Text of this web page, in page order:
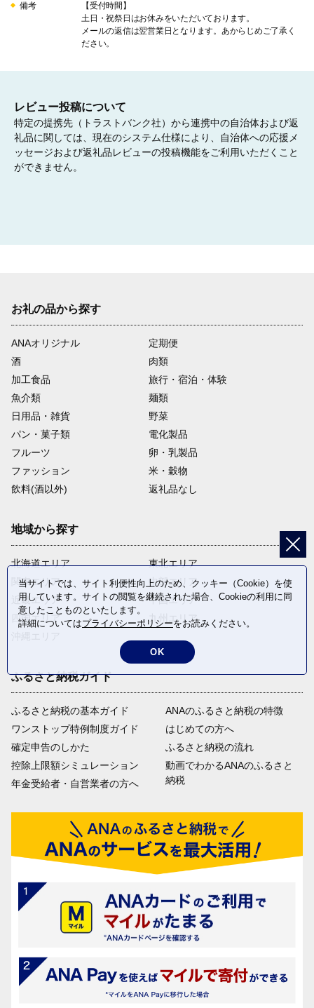
⑥学び合い、豊かな心を育むまちづくり
・児童の活動拠点づくりに活用します。
・文化財・伝統芸能の保護保存に活用します。
⑦力を合わせて、共に築く自立したまちづくり
・まちづくりの人材育成に活用します。
・朝倉駅周辺整備事業に活用します。
⑨「佐布里池周辺の梅1万本構想」へ寄附する
・佐布里池周辺の梅１万本構想に活用します。
※こちらの使途は返礼品を選べません。返礼品を希望された場合
の御寄附として取り扱わせていただきます。
※３万５千円以上の御寄附をいただける方で、希望者に限り、佐
tax.jp/img/x/city/files/23224/ume220908.pdf
備考
【受付時間】
土日・祝祭日はお休みをいただいております。
メールの返信は翌営業日となります。あからじめご了承く
ださい。
レビュー投稿について
特定の提携先（トラストバンク社）から連携中の自治体および返
礼品に関しては、現在のシステム仕様により、自治体への応援メ
ッセージおよび返礼品レビューの投稿機能をご利用いただくこと
ができません。
お礼の品から探す
ANAオリジナル
定期便
酒
肉類
加工食品
旅行・宿泊・体験
魚介類
麺類
日用品・雑貨
野菜
パン・菓子類
電化製品
フルーツ
卵・乳製品
ファッション
米・穀物
飲料(酒以外)
返礼品なし
地域から探す
北海道エリア
関東エリア
近畿エリア
四国エリア
東北エリア
中部エリア
中国エリア
九州エリア
ふるさと納税ガイド
ふるさと納税の基本ガイド
ワンストップ特例制度ガイド
確定申告のしかた
控除上限額シミュレーション
年金受給者・自営業者の方へ
ANAのふるさと納税の特徴
はじめての方へ
ふるさと納税の流れ
動画でわかるANAのふるさと
納税
当サイトでは、サイト利便性向上のため、クッキー（Cookie）を使
用しています。サイトの閲覧を継続された場合、Cookieの利用に同
意したことものといたします。
詳細についてはプライバシーポリシーをお読みください。
OK